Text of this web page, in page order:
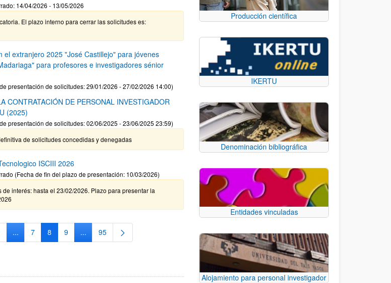
14/04/2026 - 13/05/2026
El plazo interno para cerrar las solicitudes es:
el extranjero 2025 "José Castillejo" para jóvenes
para profesores e investigadores sénior
presentación de solicitudes: 29/01/2026 - 27/02/2026 14:00)
CONTRATACIÓN DE PERSONAL INVESTIGADOR
(2025)
presentación de solicitudes: 02/06/2025 - 23/06/2025 23:59)
de solicitudes concedidas y denegadas
ISCIII 2026
(Fecha de fin del plazo de presentación: 10/03/2026)
interés: hasta el 23/02/2026. Plazo para presentar la
...Páginas intermedias Use TAB para desplazarse.
Página
7 Página
8 Página
9 ...Páginas intermedias Use TAB para desplazarse.
Página
95
Producción científica
IKERTU
Denominación bibliográfica
Entidades vinculadas
Alojamiento para personal investigador